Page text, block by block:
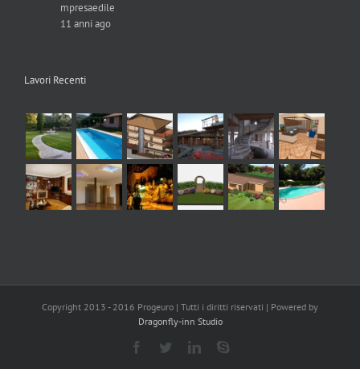
mpresaedile
11 anni ago
Lavori Recenti
Copyright 2013 - 2016 Progeuro | Tutti i diritti riservati | Powered by
Dragonfly-inn Studio
FacebookTwitterLinkedIn